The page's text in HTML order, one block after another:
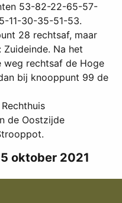
53-82-22-65-57-
11-30-35-51-53.
28 rechtsaf, maar
Na het
weg rechtsaf de Hoge
bij knooppunt 99 de
de Oostzijde
oktober 2021